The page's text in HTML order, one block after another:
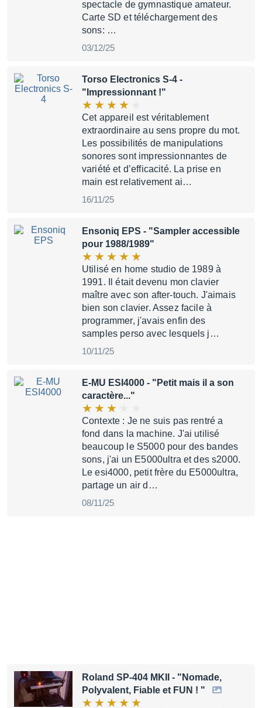
spectacle de gymnastique amateur.
Carte SD et téléchargement des
sons: …
03/12/25
Torso Electronics S-4 -
"Impressionnant !"
Cet appareil est véritablement
extraordinaire au sens propre du mot.
Les possibilités de manipulations
sonores sont impressionnantes de
variété et d’efficacité. La prise en
main est relativement ai…
16/11/25
Ensoniq EPS - "Sampler accessible
pour 1988/1989"
Utilisé en home studio de 1989 à
1991. Il était devenu mon clavier
maître avec son after-touch. J'aimais
bien son clavier. Assez facile à
programmer, j'avais enfin des
samples perso avec lesquels j…
10/11/25
E-MU ESI4000 - "Petit mais il a son
caractère..."
Contexte : Je ne suis pas rentré a
fond dans la machine. J'ai utilisé
beaucoup le S5000 pour des bandes
sons, j'ai un E5000ultra et des s2000.
Le esi4000, petit frère du E5000ultra,
partage un air d…
08/11/25
Roland SP-404 MKII
- "Nomade,
Polyvalent, Fiable et FUN ! "